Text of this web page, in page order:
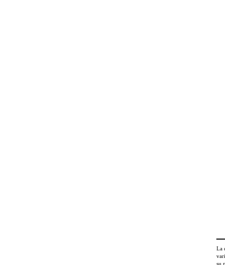
La
su